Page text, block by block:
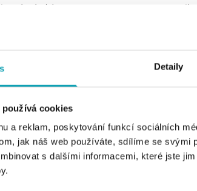
Detaily
cookies
a reklam, poskytování funkcí sociálních
jak náš web používáte, sdílíme se svými
s dalšími informacemi, které jste
s rhodolitom Neon Dot